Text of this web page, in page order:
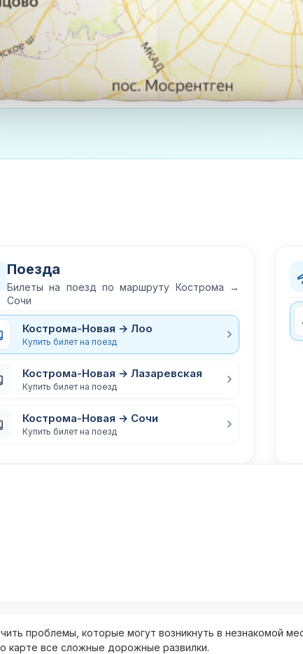
Поезда
Билеты на поезд по маршруту Кострома →
Сочи
Кострома-Новая → Лоо
Купить билет на поезд
Кострома-Новая → Лазаревская
Купить билет на поезд
Кострома-Новая → Сочи
Купить билет на поезд
проблемы, которые могут возникнуть в незнакомой
карте все сложные дорожные развилки.